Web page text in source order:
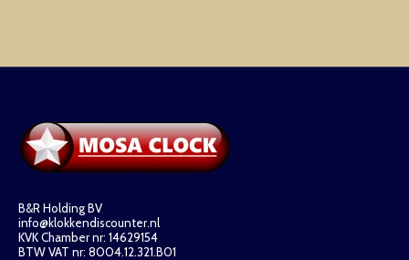
B&R Holding BV
info@klokkendiscounter.nl
KVK Chamber nr: 14629154
BTW VAT nr: 8004.12.321.B01